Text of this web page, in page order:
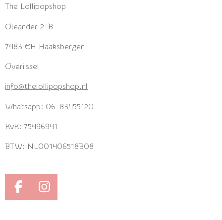
The Lollipopshop
Oleander 2-B
7483 CH Haaksbergen
Overijssel
info@thelollipopshop.nl
Whatsapp: 06-83455120
KvK: 75496941
BTW: NL001406518B08
F
I